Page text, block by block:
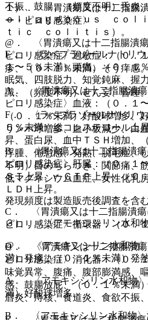
不振、鼓腸、（頻度不明）舌炎
ｏｌｌａｇｅｎｏｕｓ ｃｏｌ
ｔｉｃ ｃｏｌｉｔｉｓ）。
E． 〈ラベプラゾールナトリウ
１〜５％未満）頭痛、（０．１
眠気、四肢脱力、知覚鈍麻、握
識、（頻度不明）せん妄、昏睡
F． 〈ラベプラゾールナトリウ
５％未満）総コレステロール上
昇、蛋白尿、血中ＴＳＨ増加、
浮腫、倦怠感、発熱、脱毛症、
不明）目のちらつき、関節痛、
低マグネシウム血症、女性化乳
発現頻度は製造販売後調査を含む
３）． 〈アモキシシリン水和
@． 〈アモキシシリン水和物
満）発疹、（０．１％未満）発
A． 〈アモキシシリン水和物
満）好酸球増多。
B． 〈アモキシシリン水和物〉
１）． 〈胃潰瘍又は十二指腸
ー・ピロリ感染症〉
@． 〈胃潰瘍又は十二指腸潰
ピロリ感染症〉過敏症：（０．
疹、（０．１％未満）そう痒感。
A． 〈胃潰瘍又は十二指腸潰瘍
ピロリ感染症〉血液：（０．１
（０．１％未満）好酸球増多、
リンパ球増多、血小板減少、白
B． 〈胃潰瘍又は十二指腸潰瘍
ピロリ感染症〉肝臓：（０．１
ＳＴ上昇、γ−ＧＴＰ上昇、（０
ＬＤＨ上昇。
C． 〈胃潰瘍又は十二指腸潰瘍
ピロリ感染症〉循環器：（０．
D． 〈胃潰瘍又は十二指腸潰
ピロリ感染症〉消化器：（０．
味覚異常、腹痛、腹部膨満感、
感、鼓腸放屁、（０．１％未満
唇炎、痔核、食道炎、食欲不振、